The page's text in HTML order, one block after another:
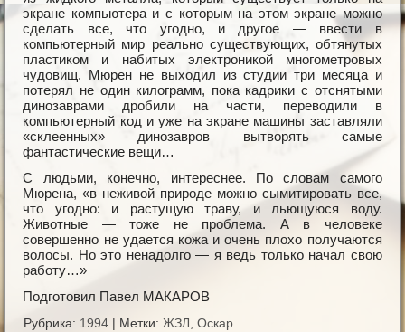
экране компьютера и с которым на этом экране можно
сделать все, что угодно, и другое — ввести в
компьютерный мир реально существующих, обтянутых
пластиком и набитых электроникой многометровых
чудовищ. Мюрен не выходил из студии три месяца и
потерял не один килограмм, пока кадрики с отснятыми
динозаврами дробили на части, переводили в
компьютерный код и уже на экране машины заставляли
«склеенных» динозавров вытворять самые
фантастические вещи…
С людьми, конечно, интереснее. По словам самого
Мюрена, «в неживой природе можно сымитировать все,
что угодно: и растущую траву, и льющуюся воду.
Животные — тоже не проблема. А в человеке
совершенно не удается кожа и очень плохо получаются
волосы. Но это ненадолго — я ведь только начал свою
работу…»
Подготовил Павел МАКАРОВ
Рубрика: 1994 | Метки: ЖЗЛ,Оскар